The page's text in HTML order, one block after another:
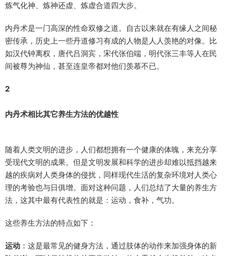
炼气化神、炼神还虚、炼虚合道四大步。
内丹术是一门高深的性命双修之道。自古以来就在有缘人之间秘
密传承，历史上一些丹道修习有成的人物是人人羡艳的对像。比
如汉代钟离权，唐代吕洞宾，宋代张伯端，明代张三丰等人在民
间被尊为神仙，甚至连皇帝都对他们羡慕不已。
2
内丹术相比其它养生方法的优越性
随着人类文明的进步，人们都想拥有一个健康的体魄，来充分享
受现代文明的成果。但是文明发展和科学的进步却难以抵挡越来
越的疾病对人类身体的侵扰，同样现代生活的复杂环境对人类心
理的考验也与日俱增。面对这种问题，人们总结了大量的养生方
法，这其中最有代表性的就是：运动，食补，气功。
这些养生方法的特点如下：
运动 ：这是最常见的健身方法，通过肢体的动作来加强身体的新